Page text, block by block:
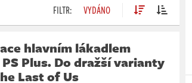
FILTR: VYDÁNO
hlavním lákadlem
Plus. Do dražší varianty
Last of Us